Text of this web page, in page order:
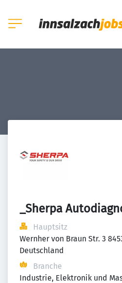
_Sherpa
Hauptsitz
Wernher von Braun Str. 3
Deutschland
Branche
Industrie, Elektronik und